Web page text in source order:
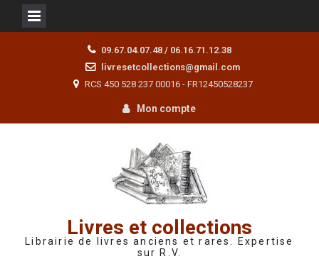
09.67.04.07.48 / 06.16.71.12.38
livresetcollections@gmail.com
RCS 450 528 237 00016 - FR12450528237
Mon compte
Livres et collections
Librairie de livres anciens et rares. Expertise
sur R.V.